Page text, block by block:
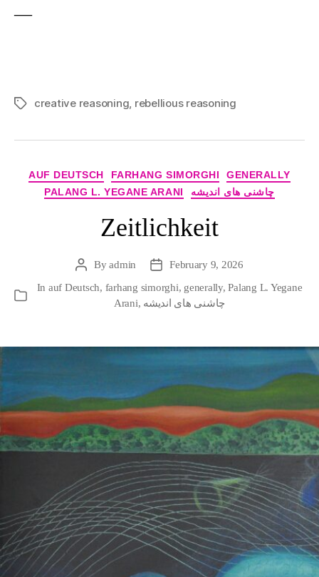
—
Tagscreative reasoning, rebellious reasoning
Categories
AUF DEUTSCH FARHANG SIMORGHI
GENERALLY
PALANG L. YEGANE ARANI
چاشنی های اندیشه
Zeitlichkeit
Post
author
Byadmin
Post
date
February 9, 2026
In auf Deutsch, farhang simorghi, generally,Palang L. Yegane
Arani, چاشنی های اندیشه